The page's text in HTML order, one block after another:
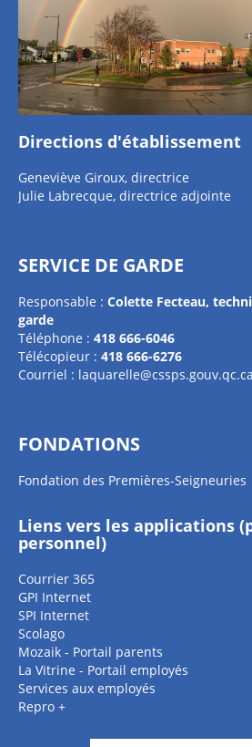
Directions d'établissement
Geneviève Giroux, directrice
Julie Labrecque, directrice adjointe
SERVICE DE GARDE
Responsable : Colette Fecteau,
garde
Téléphone : 418 666-6046
Télécopieur : 418 666-6276
Courriel : laquarelle@cssps.gouv.qc.ca
FONDATIONS
Fondation des Premières-Seigneuries
Liens vers les applications
personnel)
Courrier 365
GPI Internet
SPI Internet
Scolago
Mozaik - Portail parents
La Vitrine - Portail employés
Services aux employés
Repro +